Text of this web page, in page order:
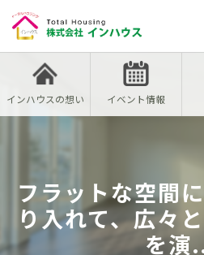
インハウスの想い イベント情報
フラットな空間
り入れて、広々
を演